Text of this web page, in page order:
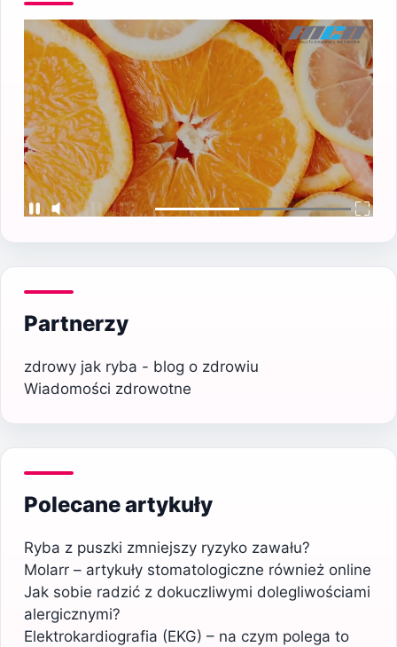
Partnerzy
zdrowy jak ryba - blog o zdrowiu
Wiadomości zdrowotne
Polecane artykuły
Ryba z puszki zmniejszy ryzyko zawału?
Molarr – artykuły stomatologiczne również online
Jak sobie radzić z dokuczliwymi dolegliwościami
alergicznymi?
Elektrokardiografia (EKG) – na czym polega to